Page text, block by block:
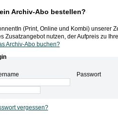
Archiv-Abo bestellen?
(Print, Online und Kombi) unserer
Zusatzangebot nutzen, der Aufpreis zu
Archiv-Abo buchen?
Passwort
vergessen?